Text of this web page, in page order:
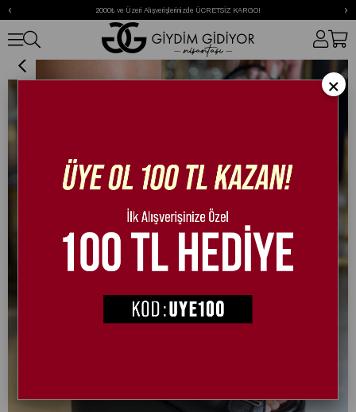
2000₺ ve Üzeri Alışverişlerinizde ÜCRETSİZ KARGO!
‹ ›
Afrodi Dolgu Topuk Deri Sandalet Siyah
×